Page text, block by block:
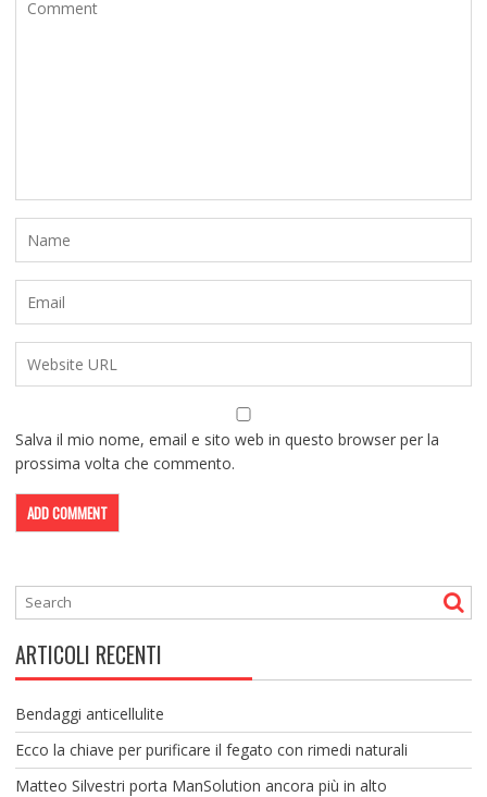
Salva il mio nome, email e sito web in questo browser per la
prossima volta che commento.
ARTICOLI RECENTI
Bendaggi anticellulite
Ecco la chiave per purificare il fegato con rimedi naturali
Matteo Silvestri porta ManSolution ancora più in alto